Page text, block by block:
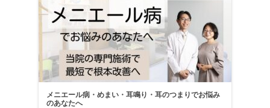
メニエール病・めまい・耳鳴り・耳のつまりでお悩み
のあなたへ